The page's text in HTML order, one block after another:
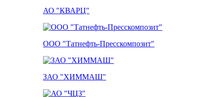
АО "КВАРЦ"
ООО "Татнефть-Пресскомпозит"
ЗАО "ХИММАШ"